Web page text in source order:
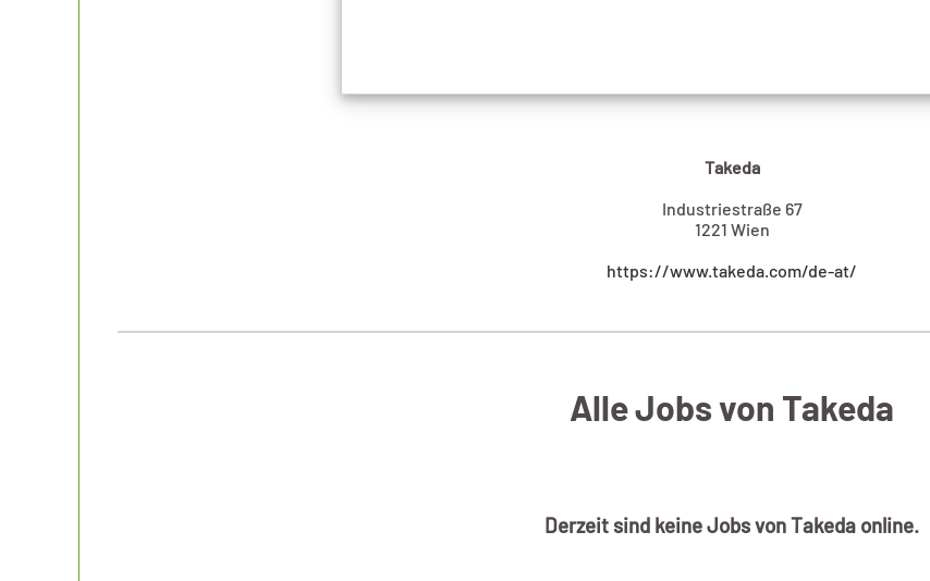
Takeda
Industriestraße 67
1221 Wien
https://www.takeda.com/de-at/
Alle Jobs von Takeda
Derzeit sind keine Jobs von Takeda online.